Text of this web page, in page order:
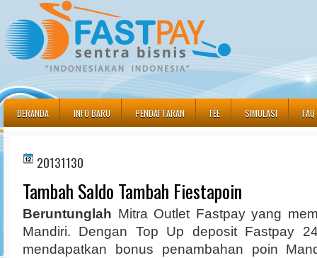
BERANDA INFO BARU PENDAFTARAN FEE SIMULASI FAQ
20131130
Tambah Saldo Tambah Fiestapoin
Beruntunglah Mitra Outlet Fastpay yang
Mandiri. Dengan Top Up deposit Fastpay
mendapatkan bonus penambahan poin